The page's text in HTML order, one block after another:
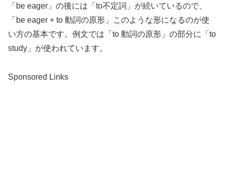
「be eager」の後には「to不定詞」が続いているので、
「be eager + to 動詞の原形」このような形になるのが使
い方の基本です。例文では「to 動詞の原形」の部分に「to
study」が使われています。
Sponsored Links